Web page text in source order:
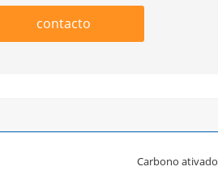
contacto
Carbono ativado